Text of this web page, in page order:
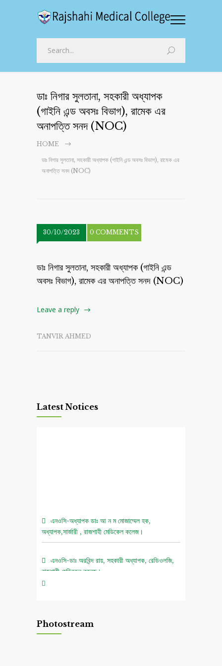
ডাঃ নিগার সুলতানা, সহকারী অধ্যাপক
(গাইনি এন্ড অবসঃ বিভাগ), রামেক এর
অনাপত্তি সনদ (NOC)
HOME
ডাঃ নিগার সুলতানা, সহকারী অধ্যাপক (গাইনি এন্ড অবসঃ বিভাগ), রামেক এর
অনাপত্তি সনদ (NOC)
30/10/2023 0 COMMENTS
ডাঃ নিগার সুলতানা, সহকারী অধ্যাপক (গাইনি এন্ড
অবসঃ বিভাগ), রামেক এর অনাপত্তি সনদ (NOC)
Leave a reply
TANVIR AHMED
Latest Notices
এনওসি-অধ্যাপক ডাঃ আ ন ম মোজাম্মেল হক,
অধ্যাপক,সার্জারী , রাজশাহী মেডিকেল কলেজ।
এনওসি-ডাঃ অরবিন্দ রায়, সহকারী অধ্যাপক, রেডিওলজি,
রাজশাহী মেডিকেল কলেজ।
Photostream